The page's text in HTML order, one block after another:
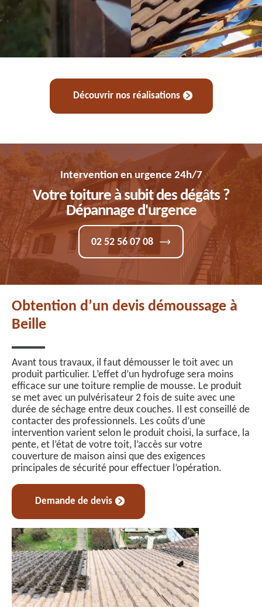
Découvrir nos réalisations
Intervention en urgence 24h/7
Votre toiture à subit des dégâts ?
Dépannage d'urgence
02 52 56 07 08
Obtention d’un devis démoussage à
Beille
Avant tous travaux, il faut démousser le toit avec un
produit particulier. L’effet d’un hydrofuge sera moins
efficace sur une toiture remplie de mousse. Le produit
se met avec un pulvérisateur 2 fois de suite avec une
durée de séchage entre deux couches. Il est conseillé de
contacter des professionnels. Les coûts d’une
intervention varient selon le produit choisi, la surface, la
pente, et l’état de votre toit, l’accès sur votre
couverture de maison ainsi que des exigences
principales de sécurité pour effectuer l’opération.
Demande de devis